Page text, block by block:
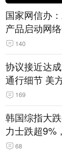
国家网信办
产品启动网
140
协议接近达
通行细节 美
169
韩国综指大
力士跌超9%
开 68